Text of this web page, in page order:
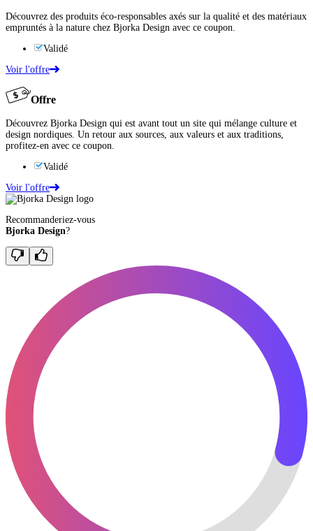
Découvrez des produits éco-responsables axés sur la qualité et des matériaux
empruntés à la nature chez Bjorka Design avec ce coupon.
Validé
Voir l'offre
Offre
Découvrez Bjorka Design qui est avant tout un site qui mélange culture et
design nordiques. Un retour aux sources, aux valeurs et aux traditions,
profitez-en avec ce coupon.
Validé
Voir l'offre
Recommanderiez-vous
Bjorka Design?